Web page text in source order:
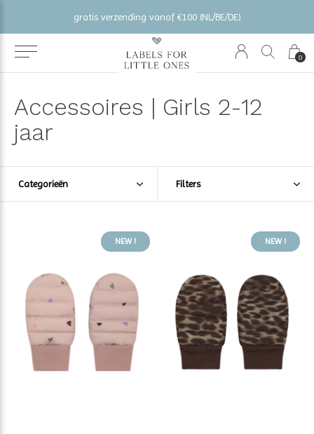
0
gratis verzending vanaf €100 (NL/BE/DE)
Accessoires | Girls 2-12
jaar
Categorieën Filters
NEW ! NEW !